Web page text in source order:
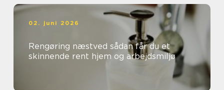
02. juni 2026
Rengøring næstved sådan får du et
skinnende rent hjem og arbejdsmiljø